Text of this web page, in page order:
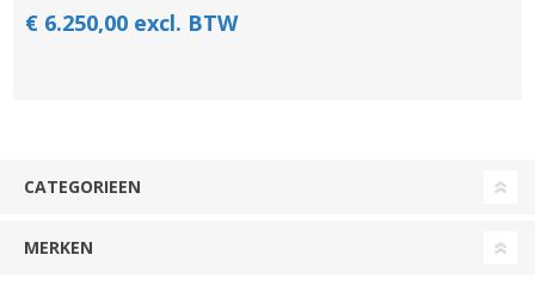
€ 6.250,00 excl. BTW
CATEGORIEEN
MERKEN